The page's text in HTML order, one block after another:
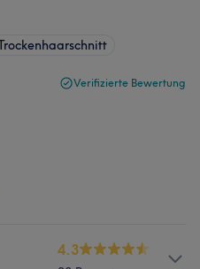
Verifizierte Bewertung
4.3